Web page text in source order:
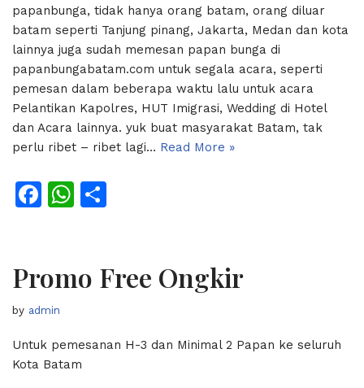
papanbunga, tidak hanya orang batam, orang diluar
batam seperti Tanjung pinang, Jakarta, Medan dan kota
lainnya juga sudah memesan papan bunga di
papanbungabatam.com untuk segala acara, seperti
pemesan dalam beberapa waktu lalu untuk acara
Pelantikan Kapolres, HUT Imigrasi, Wedding di Hotel
dan Acara lainnya. yuk buat masyarakat Batam, tak
perlu ribet – ribet lagi… Read More »
F
e
b
o
k
W
s
p
e
Promo Free Ongkir
by admin
Untuk pemesanan H-3 dan Minimal 2 Papan ke seluruh
Kota Batam